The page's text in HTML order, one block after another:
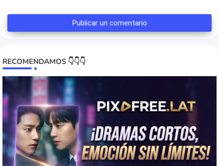
Publicar un comentario
RECOMENDAMOS 👇👇👇